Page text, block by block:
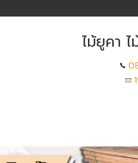
ไม้ยูคา